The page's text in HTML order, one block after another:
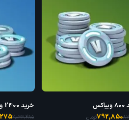
792,850تومان
خرید 2400 ویباکس
2,033,485